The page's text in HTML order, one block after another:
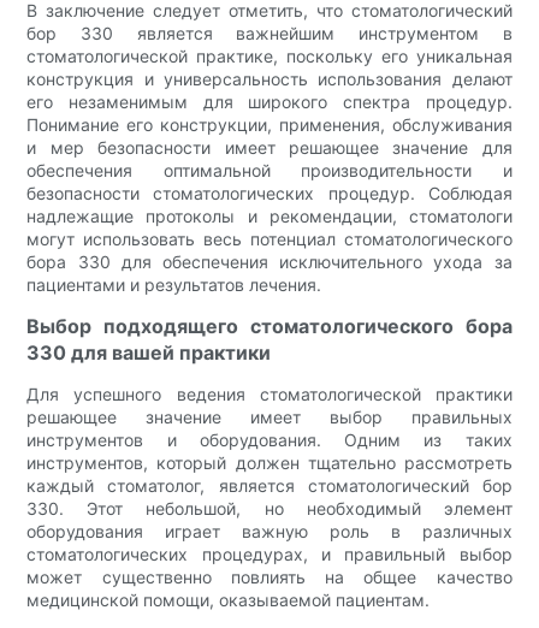
В заключение следует отметить, что стоматологический
бор 330 является важнейшим инструментом в
стоматологической практике, поскольку его уникальная
конструкция и универсальность использования делают
его незаменимым для широкого спектра процедур.
Понимание его конструкции, применения, обслуживания
и мер безопасности имеет решающее значение для
обеспечения оптимальной производительности и
безопасности стоматологических процедур. Соблюдая
надлежащие протоколы и рекомендации, стоматологи
могут использовать весь потенциал стоматологического
бора 330 для обеспечения исключительного ухода за
пациентами и результатов лечения.
Выбор подходящего стоматологического бора
330 для вашей практики
Для успешного ведения стоматологической практики
решающее значение имеет выбор правильных
инструментов и оборудования. Одним из таких
инструментов, который должен тщательно рассмотреть
каждый стоматолог, является стоматологический бор
330. Этот небольшой, но необходимый элемент
оборудования играет важную роль в различных
стоматологических процедурах, и правильный выбор
может существенно повлиять на общее качество
медицинской помощи, оказываемой пациентам.